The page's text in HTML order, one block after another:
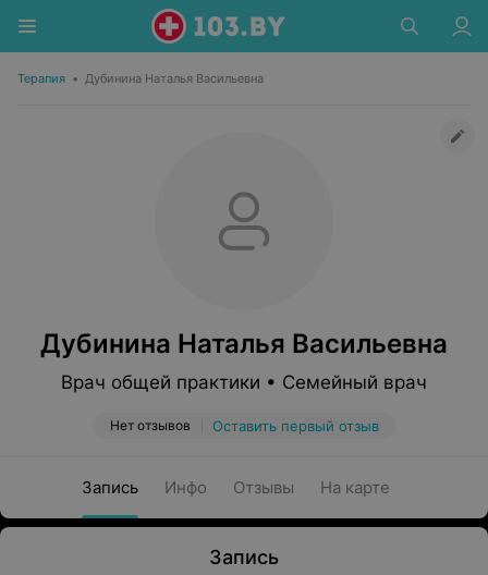
Терапия • Дубинина Наталья Васильевна
Дубинина Наталья Васильевна
Врач общей практики • Семейный врач
Нет отзывов Оставить первый отзыв
Запись Инфо Отзывы На карте
Запись